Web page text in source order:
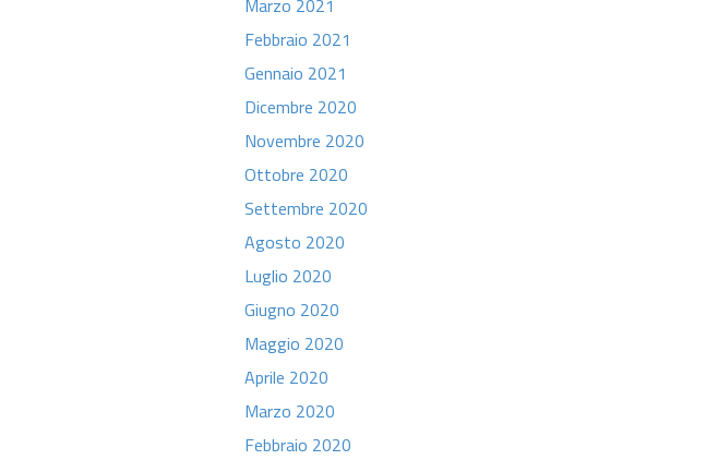
Marzo 2021
Febbraio 2021
Gennaio 2021
Dicembre 2020
Novembre 2020
Ottobre 2020
Settembre 2020
Agosto 2020
Luglio 2020
Giugno 2020
Maggio 2020
Aprile 2020
Marzo 2020
Febbraio 2020